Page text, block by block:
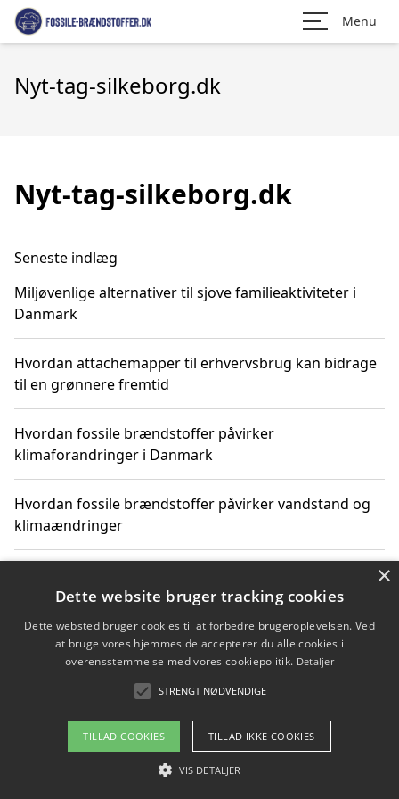
Menu
Nyt-tag-silkeborg.dk
Nyt-tag-silkeborg.dk
Seneste indlæg
Miljøvenlige alternativer til sjove familieaktiviteter i
Danmark
Hvordan attachemapper til erhvervsbrug kan bidrage
til en grønnere fremtid
Hvordan fossile brændstoffer påvirker
klimaforandringer i Danmark
Hvordan fossile brændstoffer påvirker vandstand og
klimaændringer
vores perspektiv
Copyright 2026 - Pilanto Aps
Om / kontakt
×
Dette website bruger tracking cookies
Dette websted bruger cookies til at forbedre brugeroplevelsen. Ved
at bruge vores hjemmeside accepterer du alle cookies i
overensstemmelse med vores cookiepolitik. Detaljer
STRENGT NØDVENDIGE
TILLAD COOKIES TILLAD IKKE COOKIES
VIS DETALJER